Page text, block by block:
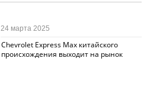
Chevrolet Express Max китайского
происхождения выходит на рынок
24 марта 2025